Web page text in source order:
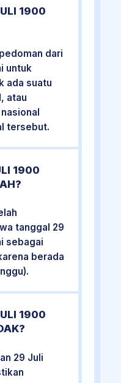
1900
dari
untuk
ada suatu
atau
tersebut.
1900
tanggal 29
sebagai
berada
1900
29 Juli